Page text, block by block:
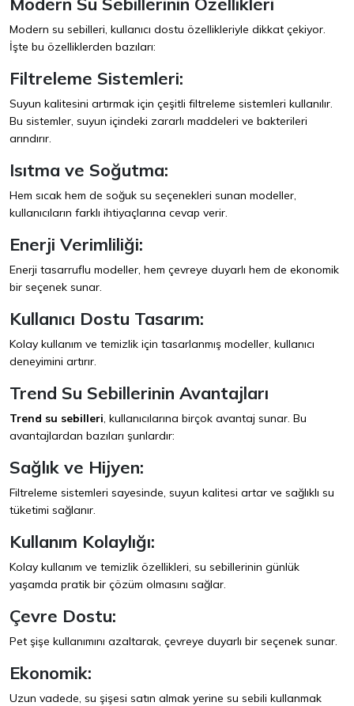
Modern su sebilleri, kullanıcı dostu özellikleriyle dikkat çekiyor.
İşte bu özelliklerden bazıları:
Filtreleme Sistemleri:
Suyun kalitesini artırmak için çeşitli filtreleme sistemleri kullanılır.
Bu sistemler, suyun içindeki zararlı maddeleri ve bakterileri
arındırır.
Isıtma ve Soğutma:
Hem sıcak hem de soğuk su seçenekleri sunan modeller,
kullanıcıların farklı ihtiyaçlarına cevap verir.
Enerji Verimliliği:
Enerji tasarruflu modeller, hem çevreye duyarlı hem de ekonomik
bir seçenek sunar.
Kullanıcı Dostu Tasarım:
Kolay kullanım ve temizlik için tasarlanmış modeller, kullanıcı
deneyimini artırır.
Trend Su Sebillerinin Avantajları
Trend su sebilleri, kullanıcılarına birçok avantaj sunar. Bu
avantajlardan bazıları şunlardır:
Sağlık ve Hijyen:
Filtreleme sistemleri sayesinde, suyun kalitesi artar ve sağlıklı su
tüketimi sağlanır.
Kullanım Kolaylığı:
Kolay kullanım ve temizlik özellikleri, su sebillerinin günlük
yaşamda pratik bir çözüm olmasını sağlar.
Çevre Dostu:
Pet şişe kullanımını azaltarak, çevreye duyarlı bir seçenek sunar.
Ekonomik:
Uzun vadede, su şişesi satın almak yerine su sebili kullanmak